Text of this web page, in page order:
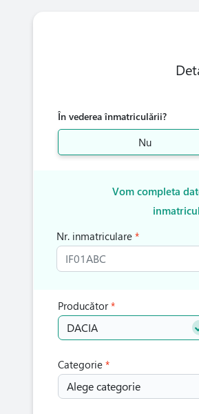
În vederea înmatriculării?
Nu
Vom completa
Nr. inmatriculare
Producător
DACIA
Categorie
Alege categorie